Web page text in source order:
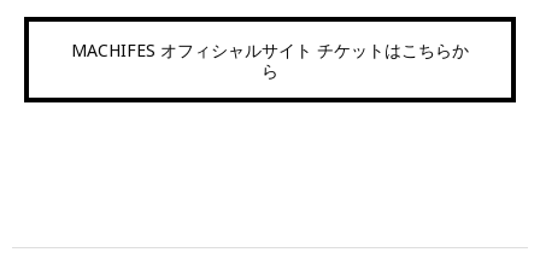
MACHIFES オフィシャルサイト チケットはこちらか
ら